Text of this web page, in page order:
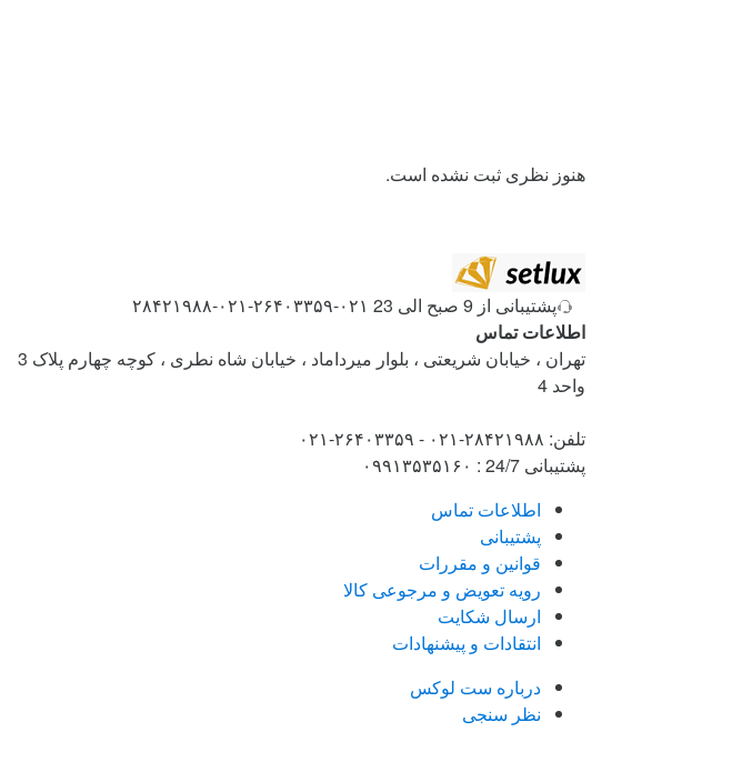
هنوز نظری ثبت نشده است.
پشتیبانی از 9 صبح الی 23
۰۲۱-۲۶۴۰۳۳۵۹-۰۲۱-۲۸۴۲۱۹۸۸
اطلاعات تماس
تهران ، خیابان شریعتی ، بلوار میرداماد ، خیابان شاه نطری ، کوچه چهارم پلاک 3
واحد 4
تلفن: ۲۸۴۲۱۹۸۸-۰۲۱ - ۲۶۴۰۳۳۵۹-۰۲۱
پشتیبانی 24/7 : ۰۹۹۱۳۵۳۵۱۶۰
اطلاعات تماس
پشتیبانی
قوانین و مقررات
رویه تعویض و مرجوعی کالا
ارسال شکایت
انتقادات و پیشنهادات
درباره ست لوکس
نظر سنجی